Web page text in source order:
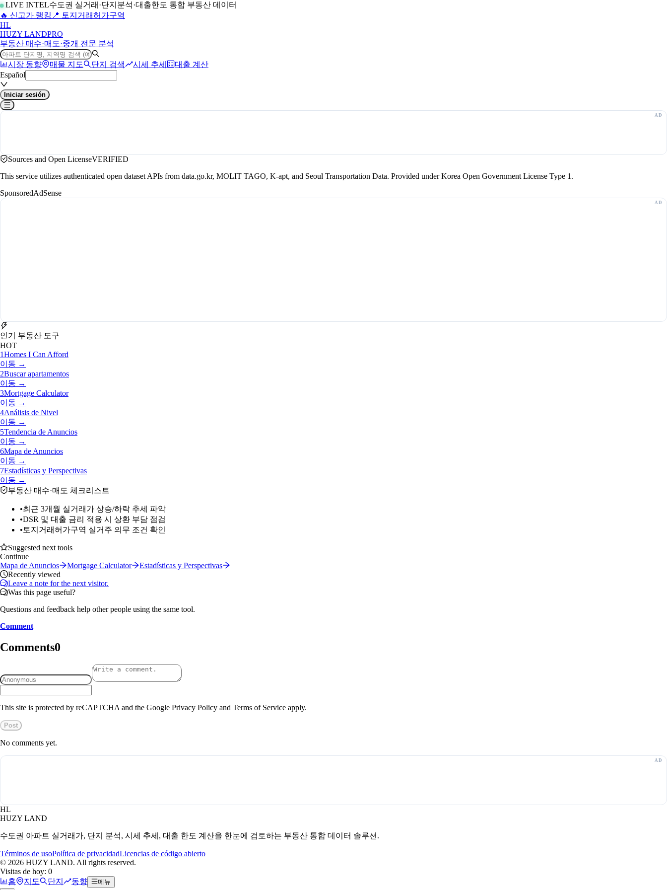
LIVE INTEL수도권 실거래·단지분석·대출한도 통합 부동산 데이터
🔥 신고가 랭킹 📍 토지거래허가구역
HL
HUZY LANDPRO
부동산 매수·매도·중개 전문 분석
시장 동향 매물 지도 단지 검색 시세 추세
대출 계산
Español
Iniciar sesión
Sources and Open LicenseVERIFIED
This service utilizes authenticated open dataset APIs from data.go.kr, MOLIT TAGO, K-apt, and Seoul Transportation Data. Provided under Korea Open Government License Type 1.
SponsoredAdSense
인기 부동산 도구
HOT
1Homes I Can Afford
이동 →
2Buscar apartamentos
이동 →
3Mortgage Calculator
이동 →
4Análisis de Nivel
이동 →
5Tendencia de Anuncios
이동 →
6Mapa de Anuncios
이동 →
7Estadísticas y Perspectivas
이동 →
부동산 매수·매도 체크리스트
•최근 3개월 실거래가 상승/하락 추세 파악
•DSR 및 대출 금리 적용 시 상환 부담 점검
• 토지거래허가구역 실거주 의무 조건 확인
Suggested next tools
Continue
Mapa de Anuncios
Mortgage Calculator
Estadísticas y Perspectivas
Recently viewed
Leave a note for the next visitor.
Was this page useful?
Questions and feedback help other people using the same tool.
Comment
Comments0
This site is protected by reCAPTCHA and the Google Privacy Policy and Terms of Service apply.
Post
No comments yet.
HL
HUZY LAND
수도권 아파트 실거래가, 단지 분석, 시세 추세, 대출 한도 계산을 한눈에 검토하는 부동산 통합 데이터 솔루션.
Términos de usoPolítica de privacidadLicencias de código abierto
© 2026 HUZY LAND. All rights reserved.
Visitas de hoy: 0
홈
지도 단지 동향 메뉴